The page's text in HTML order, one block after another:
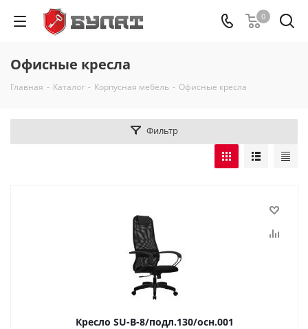
0
Офисные кресла
Главная - Каталог - Корпусная мебель - Офисные кресла
Фильтр
Кресло SU-B-8/подл.130/осн.001